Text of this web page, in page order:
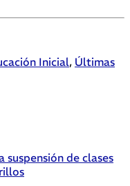
Inicial, Últimas
suspensión de clases